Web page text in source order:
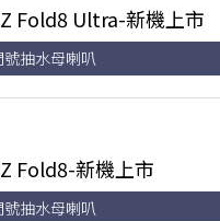
Fold8 Ultra-新機上市
號抽水母喇叭
Fold8-新機上市
號抽水母喇叭